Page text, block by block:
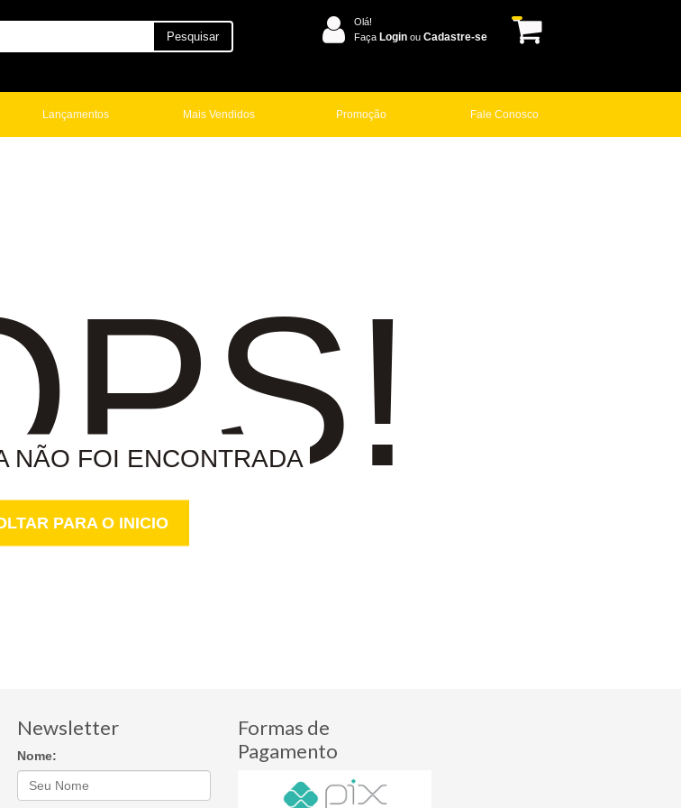
Pesquisar
Olá!
Faça Login ou Cadastre-se
Lançamentos Mais Vendidos Promoção Fale Conosco
NÃO FOI ENCONTRADA
PARA O INICIO
Newsletter
Nome:
Formas de
Pagamento